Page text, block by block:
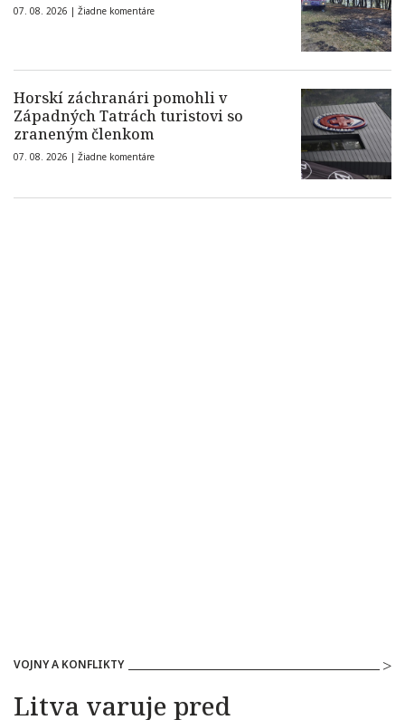
07. 08. 2026 | Žiadne komentáre
Horskí záchranári pomohli v
Západných Tatrách turistovi so
zraneným členkom
07. 08. 2026 | Žiadne komentáre
VOJNY A KONFLIKTY
Litva varuje pred